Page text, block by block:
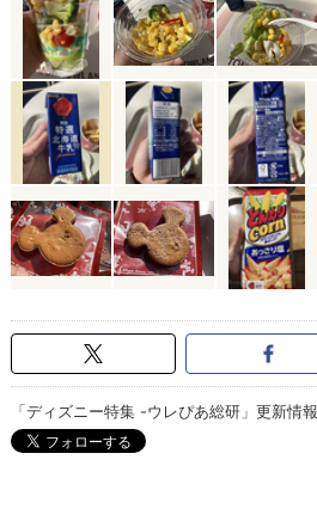
「ディズニー特集 -ウレぴあ総研」更新情